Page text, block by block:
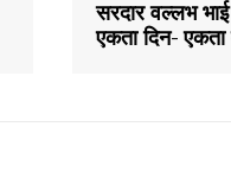
सरदार वल्लभ भाई
एकता दिन-